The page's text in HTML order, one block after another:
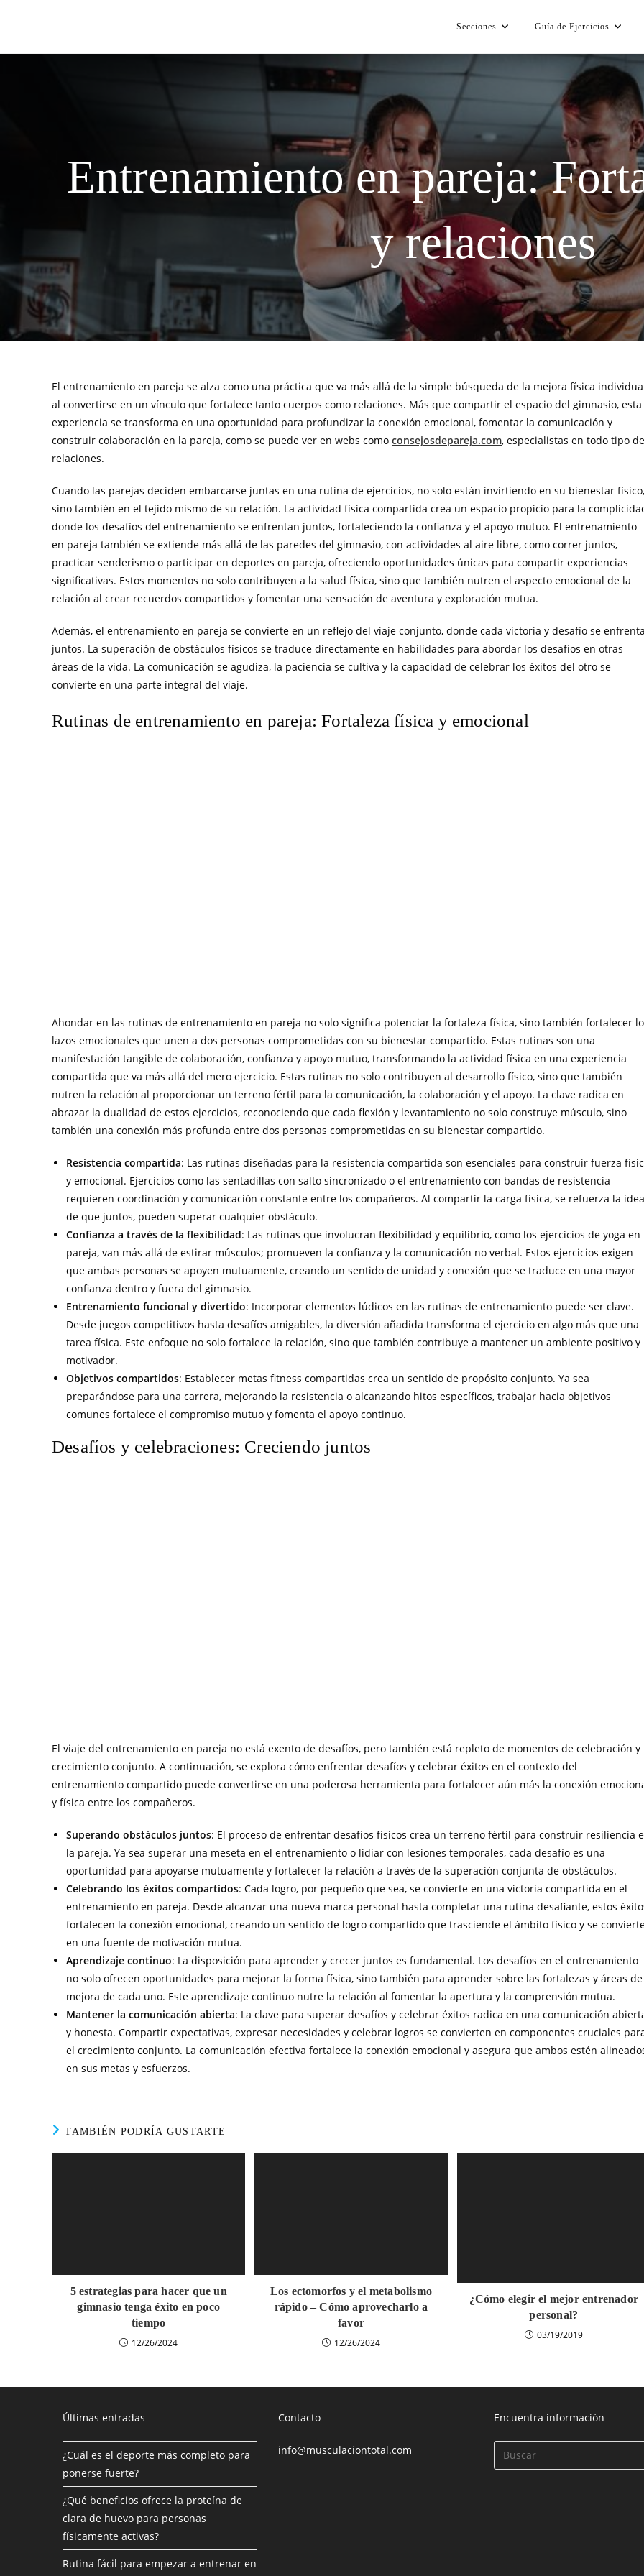
Secciones Guía de Ejercicios
Entrenamiento en pareja:
y relaciones
El entrenamiento en pareja se alza como una práctica que va más allá de la simple búsqueda de la mejora física
al convertirse en un vínculo que fortalece tanto cuerpos como relaciones. Más que compartir el espacio del gimnasio, esta
experiencia se transforma en una oportunidad para profundizar la conexión emocional, fomentar la comunicación y
construir colaboración en la pareja, como se puede ver en webs como consejosdepareja.com, especialistas en todo tipo de
relaciones.
Cuando las parejas deciden embarcarse juntas en una rutina de ejercicios, no solo están invirtiendo en su bienestar físico,
sino también en el tejido mismo de su relación. La actividad física compartida crea un espacio propicio para la
donde los desafíos del entrenamiento se enfrentan juntos, fortaleciendo la confianza y el apoyo mutuo. El entrenamiento
en pareja también se extiende más allá de las paredes del gimnasio, con actividades al aire libre, como correr juntos,
practicar senderismo o participar en deportes en pareja, ofreciendo oportunidades únicas para compartir experiencias
significativas. Estos momentos no solo contribuyen a la salud física, sino que también nutren el aspecto emocional de la
relación al crear recuerdos compartidos y fomentar una sensación de aventura y exploración mutua.
Además, el entrenamiento en pareja se convierte en un reflejo del viaje conjunto, donde cada victoria y desafío se enfrenta
juntos. La superación de obstáculos físicos se traduce directamente en habilidades para abordar los desafíos en otras
áreas de la vida. La comunicación se agudiza, la paciencia se cultiva y la capacidad de celebrar los éxitos del otro se
convierte en una parte integral del viaje.
Rutinas de entrenamiento en pareja: Fortaleza física y emocional
Ahondar en las rutinas de entrenamiento en pareja no solo significa potenciar la fortaleza física, sino también fortalecer
lazos emocionales que unen a dos personas comprometidas con su bienestar compartido. Estas rutinas son una
manifestación tangible de colaboración, confianza y apoyo mutuo, transformando la actividad física en una experiencia
compartida que va más allá del mero ejercicio. Estas rutinas no solo contribuyen al desarrollo físico, sino que también
nutren la relación al proporcionar un terreno fértil para la comunicación, la colaboración y el apoyo. La clave radica en
abrazar la dualidad de estos ejercicios, reconociendo que cada flexión y levantamiento no solo construye músculo, sino
también una conexión más profunda entre dos personas comprometidas en su bienestar compartido.
Resistencia compartida: Las rutinas diseñadas para la resistencia compartida son esenciales para construir fuerza
y emocional. Ejercicios como las sentadillas con salto sincronizado o el entrenamiento con bandas de resistencia
requieren coordinación y comunicación constante entre los compañeros. Al compartir la carga física, se refuerza la idea
de que juntos, pueden superar cualquier obstáculo.
Confianza a través de la flexibilidad: Las rutinas que involucran flexibilidad y equilibrio, como los ejercicios de yoga en
pareja, van más allá de estirar músculos; promueven la confianza y la comunicación no verbal. Estos ejercicios exigen
que ambas personas se apoyen mutuamente, creando un sentido de unidad y conexión que se traduce en una mayor
confianza dentro y fuera del gimnasio.
Entrenamiento funcional y divertido: Incorporar elementos lúdicos en las rutinas de entrenamiento puede ser clave.
Desde juegos competitivos hasta desafíos amigables, la diversión añadida transforma el ejercicio en algo más que una
tarea física. Este enfoque no solo fortalece la relación, sino que también contribuye a mantener un ambiente positivo y
motivador.
Objetivos compartidos: Establecer metas fitness compartidas crea un sentido de propósito conjunto. Ya sea
preparándose para una carrera, mejorando la resistencia o alcanzando hitos específicos, trabajar hacia objetivos
comunes fortalece el compromiso mutuo y fomenta el apoyo continuo.
Desafíos y celebraciones: Creciendo juntos
El viaje del entrenamiento en pareja no está exento de desafíos, pero también está repleto de momentos de celebración y
crecimiento conjunto. A continuación, se explora cómo enfrentar desafíos y celebrar éxitos en el contexto del
entrenamiento compartido puede convertirse en una poderosa herramienta para fortalecer aún más la conexión
y física entre los compañeros.
Superando obstáculos juntos: El proceso de enfrentar desafíos físicos crea un terreno fértil para construir resiliencia
la pareja. Ya sea superar una meseta en el entrenamiento o lidiar con lesiones temporales, cada desafío es una
oportunidad para apoyarse mutuamente y fortalecer la relación a través de la superación conjunta de obstáculos.
Celebrando los éxitos compartidos: Cada logro, por pequeño que sea, se convierte en una victoria compartida en el
entrenamiento en pareja. Desde alcanzar una nueva marca personal hasta completar una rutina desafiante, estos
fortalecen la conexión emocional, creando un sentido de logro compartido que trasciende el ámbito físico y se
en una fuente de motivación mutua.
Aprendizaje continuo: La disposición para aprender y crecer juntos es fundamental. Los desafíos en el entrenamiento
no solo ofrecen oportunidades para mejorar la forma física, sino también para aprender sobre las fortalezas y áreas de
mejora de cada uno. Este aprendizaje continuo nutre la relación al fomentar la apertura y la comprensión mutua.
Mantener la comunicación abierta: La clave para superar desafíos y celebrar éxitos radica en una comunicación
y honesta. Compartir expectativas, expresar necesidades y celebrar logros se convierten en componentes cruciales
el crecimiento conjunto. La comunicación efectiva fortalece la conexión emocional y asegura que ambos estén
en sus metas y esfuerzos.
TAMBIÉN PODRÍA GUSTARTE
5 estrategias para hacer que un
gimnasio tenga éxito en poco
tiempo
12/26/2024
Los ectomorfos y el metabolismo
rápido – Cómo aprovecharlo a
favor
12/26/2024
¿Cómo elegir el mejor entrenador
personal?
03/19/2019
Últimas entradas
¿Cuál es el deporte más completo para
ponerse fuerte?
¿Qué beneficios ofrece la proteína de
clara de huevo para personas
físicamente activas?
Rutina fácil para empezar a entrenar en
Contacto
info@musculaciontotal.com
Encuentra información